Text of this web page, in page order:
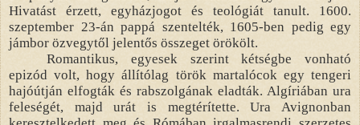
Hivatást érzett, egyházjogot és teológiát tanult. 1600.
szeptember 23-án pappá szentelték, 1605-ben pedig egy
jámbor özvegytől jelentős összeget örökölt.
Romantikus, egyesek szerint kétségbe vonható
epizód volt, hogy állítólag török martalócok egy tengeri
hajóútján elfogták és rabszolgának eladták. Algíriában ura
feleségét, majd urát is megtérítette. Ura Avignonban